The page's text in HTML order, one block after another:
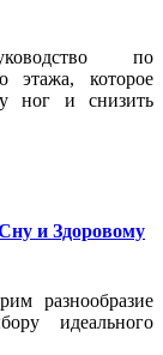
по
этажа, которое
у ног и снизить
и Здоровому
разнообразие
идеального